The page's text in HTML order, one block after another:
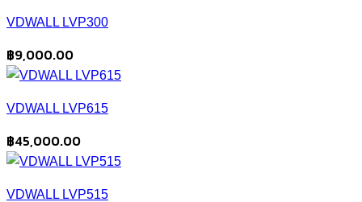
VDWALL LVP300
฿9,000.00
VDWALL LVP615
฿45,000.00
VDWALL LVP515